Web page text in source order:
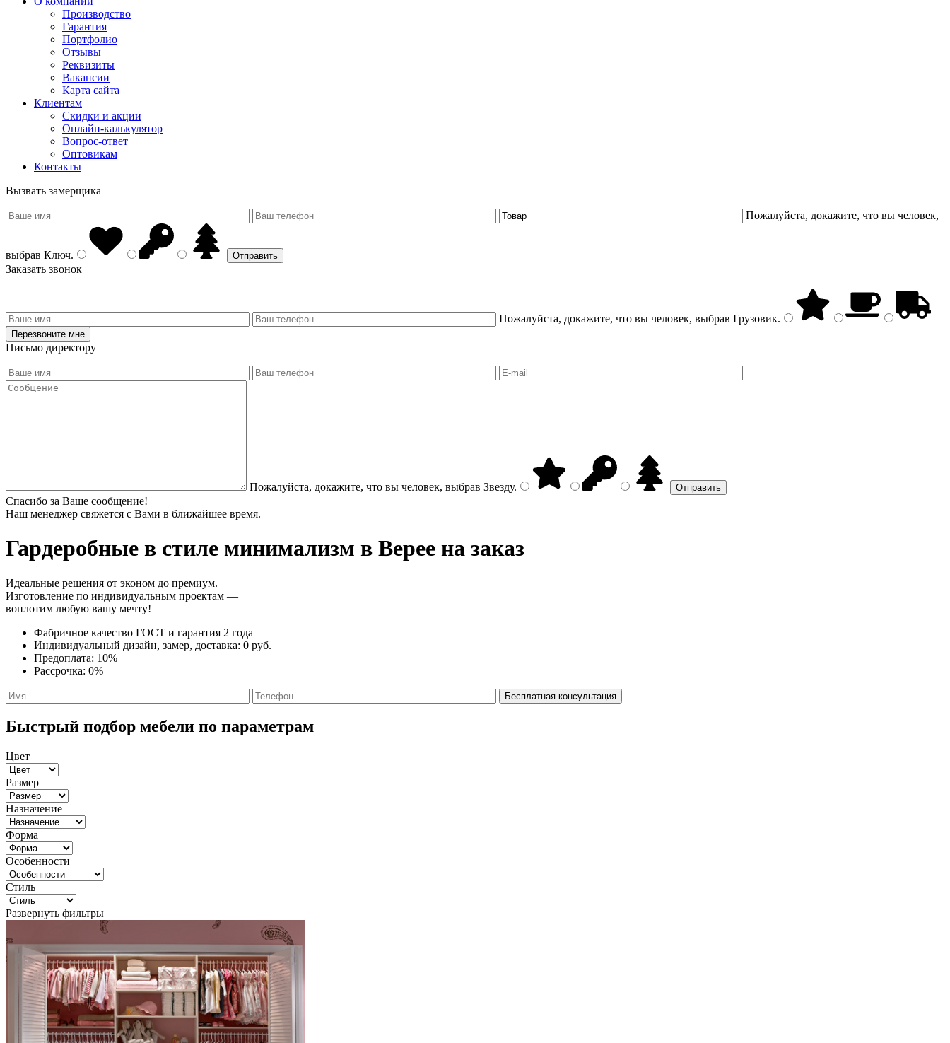
Производство
Гарантия
Портфолио
Отзывы
Реквизиты
Вакансии
Карта сайта
Клиентам
Скидки и акции
Онлайн-калькулятор
Вопрос-ответ
Оптовикам
Контакты
Вызвать замерщика
Пожалуйста, докажите, что вы человек,
выбрав Ключ.
Заказать звонок
Пожалуйста, докажите, что вы человек, выбрав Грузовик.
Письмо директору
Пожалуйста, докажите, что вы человек, выбрав Звезду.
Спасибо за Ваше сообщение!
Наш менеджер свяжется с Вами в ближайшее время.
Гардеробные в стиле минимализм в Верее на заказ
Идеальные решения от эконом до премиум.
Изготовление по индивидуальным проектам —
воплотим любую вашу мечту!
Фабричное качество ГОСТ и гарантия 2 года
Индивидуальный дизайн, замер, доставка: 0 руб.
Предоплата: 10%
Рассрочка: 0%
Быстрый подбор мебели по параметрам
Цвет
Размер
Назначение
Форма
Особенности
Стиль
Развернуть фильтры